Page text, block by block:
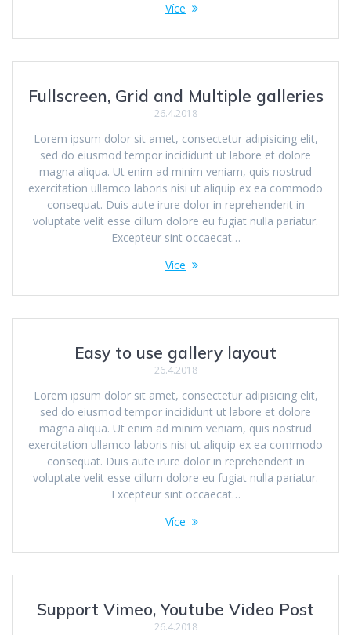
Více
Fullscreen, Grid and Multiple galleries
26.4.2018
Lorem ipsum dolor sit amet, consectetur adipisicing elit,
sed do eiusmod tempor incididunt ut labore et dolore
magna aliqua. Ut enim ad minim veniam, quis nostrud
exercitation ullamco laboris nisi ut aliquip ex ea commodo
consequat. Duis aute irure dolor in reprehenderit in
voluptate velit esse cillum dolore eu fugiat nulla pariatur.
Excepteur sint occaecat…
Více
Easy to use gallery layout
26.4.2018
Lorem ipsum dolor sit amet, consectetur adipisicing elit,
sed do eiusmod tempor incididunt ut labore et dolore
magna aliqua. Ut enim ad minim veniam, quis nostrud
exercitation ullamco laboris nisi ut aliquip ex ea commodo
consequat. Duis aute irure dolor in reprehenderit in
voluptate velit esse cillum dolore eu fugiat nulla pariatur.
Excepteur sint occaecat…
Více
Support Vimeo, Youtube Video Post
26.4.2018